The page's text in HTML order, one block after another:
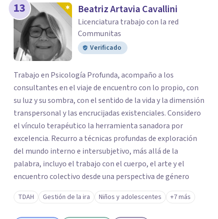
como docente interino en los cursos de psicoanálisis de
psicoanálisis ha sido brújula para la investigación y la
atención en la clínica. ​ En 2016 soy invitado a sumarme a
la Asociación Costarricense para la Investigación y
Estudio del Psicoanálisis (ACIEP). Con mucho orgullo
acepté dicha invitación a una asociación con la cual me
vinculaba como asistente a actividades desde 2001
cuando despertó mi interés por el psicoanálisis.
Asimismo, fui convocado en 2017 para desempeñarme
como editor en la revista Inscribir el Psicoanálisis, de
ACIEP. Proyecto que me resultaba tremendamente
interesante siempre en la línea de un deseo por la
investigación y la transmisión. Esta misma inquietud me
ha llevado a vínculos con colegas y amistades en el
ámbito nacional, en la Red Communitas en Costa Rica, y
13 Beatriz Artavia Cavallini
Licenciatura trabajo con la red
Communitas
Verificado
Trabajo en Psicología Profunda, acompaño a los
consultantes en el viaje de encuentro con lo propio, con
su luz y su sombra, con el sentido de la vida y la dimensión
transpersonal y las encrucijadas existenciales. Considero
el vínculo terapéutico la herramienta sanadora por
excelencia. Recurro a técnicas profundas de exploración
del mundo interno e intersubjetivo, más allá de la
palabra, incluyo el trabajo con el cuerpo, el arte y el
encuentro colectivo desde una perspectiva de género
TDAH Gestión de la ira Niños y adolescentes +7 más